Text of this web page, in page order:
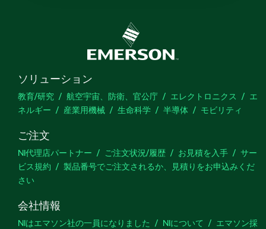
ソリューション
教育/研究 航空宇宙、防衛、官公庁 エレクトロニクス
エ
ネルギー
産業用機械 生命科学 半導体 モビリティ
ご注文
NI代理店パートナー ご注文状況/履歴 お見積を入手
サー
ビス規約
製品番号でご注文されるか、見積りをお申込みくだ
さい
会社情報
NIはエマソン社の一員になりました NIについて
エマソン採